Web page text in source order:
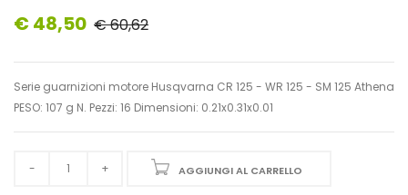
€ 48,50 € 60,62
Serie guarnizioni motore Husqvarna CR 125 - WR 125 - SM 125 Athena
PESO: 107 g N. Pezzi: 16 Dimensioni: 0.21x0.31x0.01
AGGIUNGI AL CARRELLO